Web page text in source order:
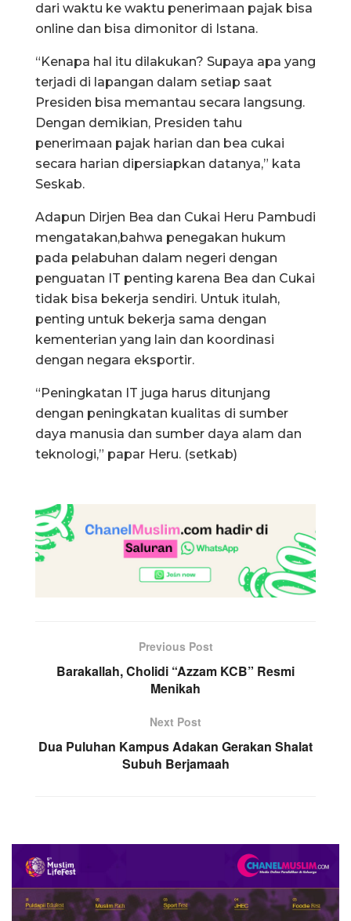
dari waktu ke waktu penerimaan pajak bisa
online dan bisa dimonitor di Istana.
“Kenapa hal itu dilakukan? Supaya apa yang
terjadi di lapangan dalam setiap saat
Presiden bisa memantau secara langsung.
Dengan demikian, Presiden tahu
penerimaan pajak harian dan bea cukai
secara harian dipersiapkan datanya,” kata
Seskab.
Adapun Dirjen Bea dan Cukai Heru Pambudi
mengatakan,bahwa penegakan hukum
pada pelabuhan dalam negeri dengan
penguatan IT penting karena Bea dan Cukai
tidak bisa bekerja sendiri. Untuk itulah,
penting untuk bekerja sama dengan
kementerian yang lain dan koordinasi
dengan negara eksportir.
“Peningkatan IT juga harus ditunjang
dengan peningkatan kualitas di sumber
daya manusia dan sumber daya alam dan
teknologi,” papar Heru. (setkab)
Previous Post
Barakallah, Cholidi “Azzam KCB” Resmi
Menikah
Next Post
Dua Puluhan Kampus Adakan Gerakan Shalat
Subuh Berjamaah